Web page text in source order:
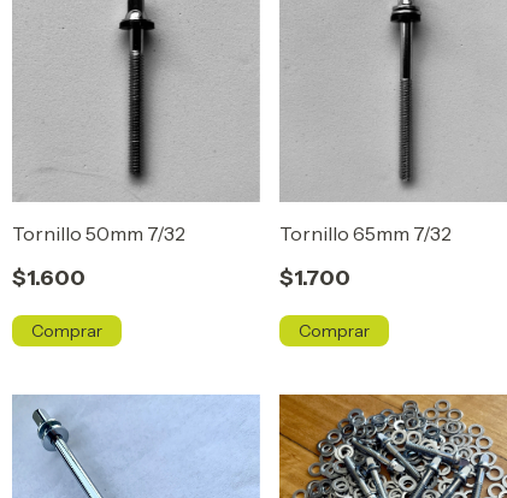
Tornillo 50mm 7/32
$1.600
Tornillo 65mm 7/32
$1.700